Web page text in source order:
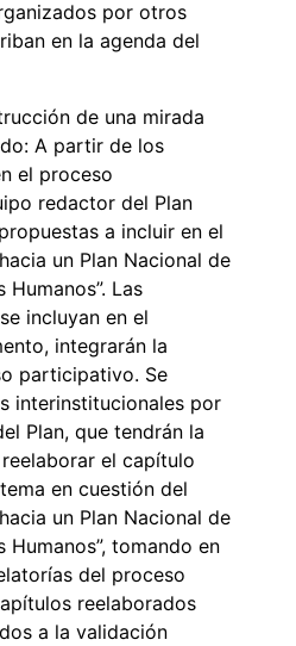
por otros
en la agenda del
de una mirada
A partir de los
el proceso
redactor del Plan
a incluir en el
un Plan Nacional de
Las
incluyan en el
integrarán la
participativo. Se
interinstitucionales por
Plan, que tendrán la
el capítulo
en cuestión del
un Plan Nacional de
Humanos”, tomando en
del proceso
reelaborados
a la validación